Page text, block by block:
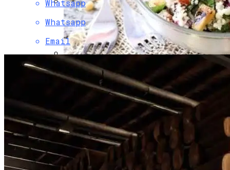
Боль В Пояснице: Причины И
Профилактика Для Всей Семьи
Легкий И Полезный Табуле Из Кускуса
С Цуккини И Кедровыми Орехами Для
Постного Стола
Whatsapp
Whatsapp
Email